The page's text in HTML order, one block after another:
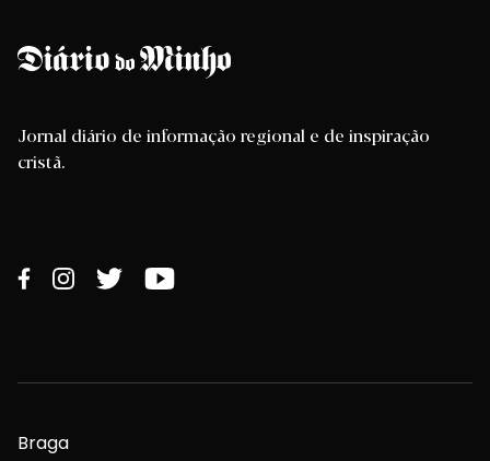
Jornal diário de informação regional e de inspiração
cristã.
Braga